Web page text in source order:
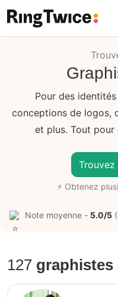
Ring Twice
Pour des
conceptions de logos,
et plus. Tout
⚡ Obtenez
Note moyenne - 5.0/5
127 graphistes